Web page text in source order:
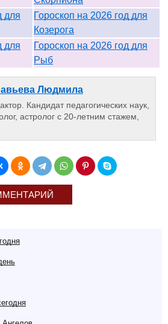
для
Гороскоп на 2026 год для
Козерога
для
Гороскоп на 2026 год для
Рыб
Людмила
Кандидат педагогических наук,
астролог с 20-летним стажем,